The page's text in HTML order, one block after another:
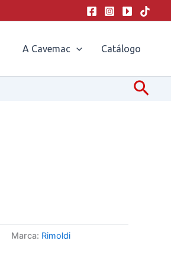
A Cavemac Catálogo
Marca: Rimoldi